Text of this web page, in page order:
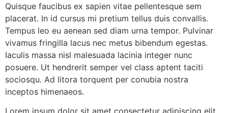
Quisque faucibus ex sapien vitae pellentesque sem
placerat. In id cursus mi pretium tellus duis convallis.
Tempus leo eu aenean sed diam urna tempor. Pulvinar
vivamus fringilla lacus nec metus bibendum egestas.
Iaculis massa nisl malesuada lacinia integer nunc
posuere. Ut hendrerit semper vel class aptent taciti
sociosqu. Ad litora torquent per conubia nostra
inceptos himenaeos.